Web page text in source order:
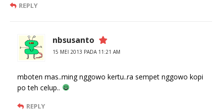
REPLY
nbsusanto
15 MEI 2013 PADA 11:21 AM
mboten mas..ming nggowo kertu..ra sempet nggowo kopi
po teh celup..
REPLY